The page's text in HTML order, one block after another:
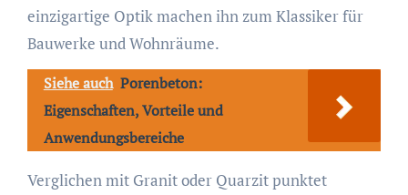
einzigartige Optik machen ihn zum Klassiker für
Bauwerke und Wohnräume.
Siehe auch Porenbeton:
Eigenschaften, Vorteile und
Anwendungsbereiche
Verglichen mit Granit oder Quarzit punktet